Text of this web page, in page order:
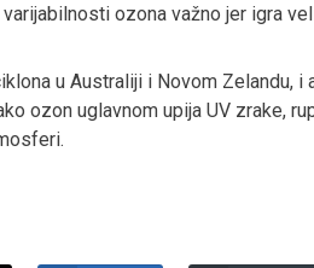
ozona važno jer igra
u Australiji i Novom Zelandu,
ozon uglavnom upija UV zrake,